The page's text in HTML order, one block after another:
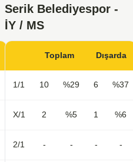
Serik Belediyespor -
İY / MS
Toplam Dışarda
1/1 10 %29 6 %37
X/1 2 %5 1 %6
2/1 - - - -